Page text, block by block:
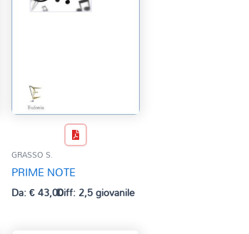
GRASSO S.
PRIME NOTE
Da:€43,00Diff: 2,5 giovanile